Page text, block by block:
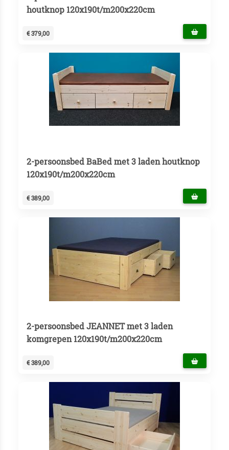
houtknop 120x190t/m200x220cm
€ 379,00
2-persoonsbed BaBed met 3 laden houtknop
120x190t/m200x220cm
€ 389,00
2-persoonsbed JEANNET met 3 laden
komgrepen 120x190t/m200x220cm
€ 389,00